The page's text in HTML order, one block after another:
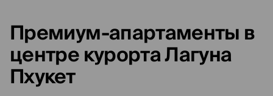
Премиум-апартаменты в
центре курорта Лагуна
Пхукет